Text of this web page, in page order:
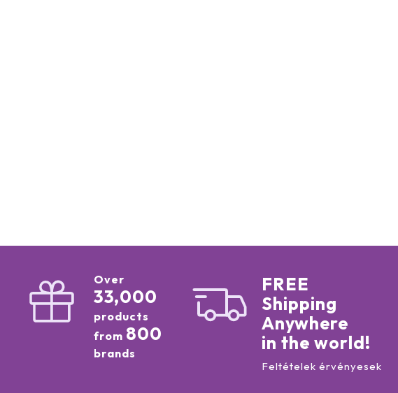
Over
33,000
products
from 800
brands
FREE
Shipping
Anywhere
in the world!
Feltételek érvényesek